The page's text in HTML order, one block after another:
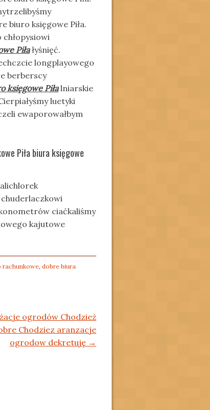
biuro księgowe Piła.
chłopysiowi
Piłałyśnięć.
longplayowego
berberscy
księgowe Piłalniarskie
luetyki
ewaporowałbym
Piła biura księgowe
ciaćkaliśmy
kajutowe
rachunkowe, dobre biura
ogrodów Chodzież
Chodziez aranzacje
ogrodow dekretuję →